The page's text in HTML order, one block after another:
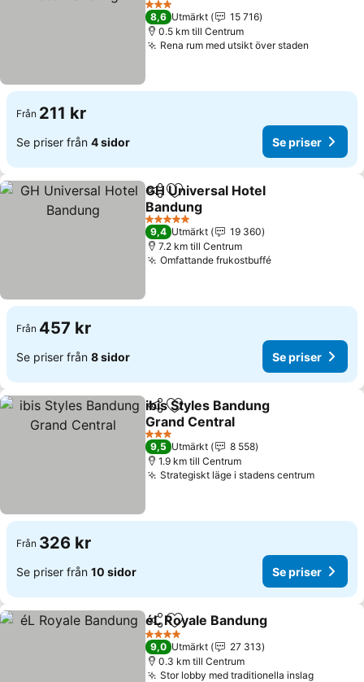
3 Stjärnor
8,6 Utmärkt
15 716
0.5 km till Centrum
Rena rum med utsikt över staden
Från 211 kr
Se priser från 4 sidor Se priser
Dela Lägg till i Mina Favoriter
GH Universal Hotel
Bandung
5 Stjärnor
9,4 Utmärkt
19 360
7.2 km till Centrum
Omfattande frukostbuffé
Från 457 kr
Se priser från 8 sidor Se priser
Dela Lägg till i Mina Favoriter
ibis Styles Bandung
Grand Central
3 Stjärnor
9,5 Utmärkt
8 558
1.9 km till Centrum
Strategiskt läge i stadens centrum
Från 326 kr
Se priser från 10 sidor Se priser
Dela Lägg till i Mina Favoriter
éL Royale Bandung
4 Stjärnor
9,0 Utmärkt
27 313
0.3 km till Centrum
Stor lobby med traditionella inslag